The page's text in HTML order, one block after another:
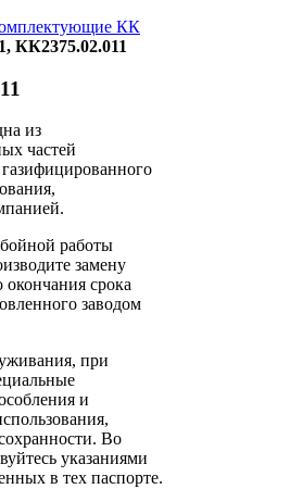
КК
КК2375.02.011
из
частей
газифицированного
работы
замену
срока
заводом
при
и
Во
указаниями
в тех паспорте.